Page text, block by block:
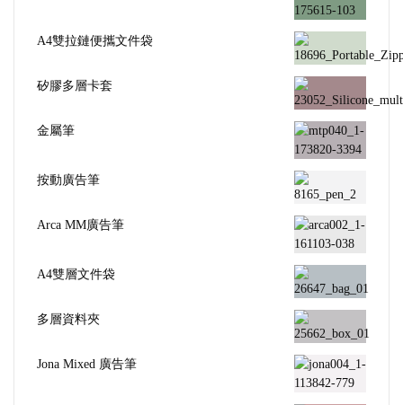
A4雙拉鏈便攜文件袋
矽膠多層卡套
金屬筆
按動廣告筆
Arca MM廣告筆
A4雙層文件袋
多層資料夾
Jona Mixed 廣告筆